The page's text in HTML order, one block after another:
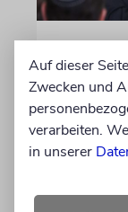
USA
bleiben
getreten.
Auf dieser
Zwecken und
verarbeiten.
in unserer